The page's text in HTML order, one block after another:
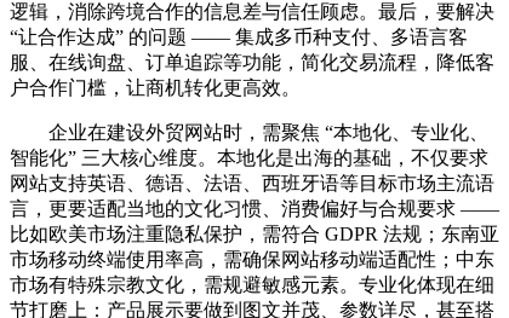
逻辑，消除跨境合作的信息差与信任顾虑。最后，要解决
“让合作达成” 的问题 —— 集成多币种支付、多语言客
服、在线询盘、订单追踪等功能，简化交易流程，降低客
户合作门槛，让商机转化更高效。
企业在建设外贸网站时，需聚焦 “本地化、专业化、
智能化” 三大核心维度。本地化是出海的基础，不仅要求
网站支持英语、德语、法语、西班牙语等目标市场主流语
言，更要适配当地的文化习惯、消费偏好与合规要求 ——
比如欧美市场注重隐私保护，需符合 GDPR 法规；东南亚
市场移动终端使用率高，需确保网站移动端适配性；中东
市场有特殊宗教文化，需规避敏感元素。专业化体现在细
节打磨上：产品展示要做到图文并茂、参数详尽，甚至搭